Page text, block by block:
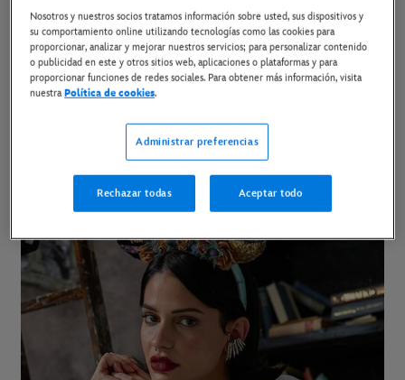
Vaiana
Nosotros y nuestros socios tratamos información sobre usted, sus dispositivos y
su comportamiento online utilizando tecnologías como las cookies para
proporcionar, analizar y mejorar nuestros servicios; para personalizar contenido
o publicidad en este y otros sitios web, aplicaciones o plataformas y para
proporcionar funciones de redes sociales. Para obtener más información, visita
nuestraPolítica de cookies.
Administrar preferencias
Rechazar todas Aceptar todo